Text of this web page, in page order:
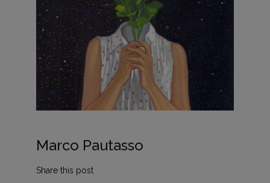
Marco Pautasso
Share this post